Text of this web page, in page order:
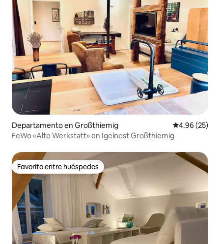
Departamento en Großthiemig Calificación
4.96 (25)
FeWo «Alte Werkstatt» en Igelnest Großthiemig
Favorito entre huéspedes
Favorito entre huéspedes